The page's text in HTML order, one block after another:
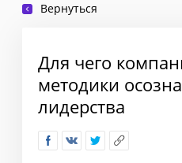
Вернуться
Для чего
методики
лидерства